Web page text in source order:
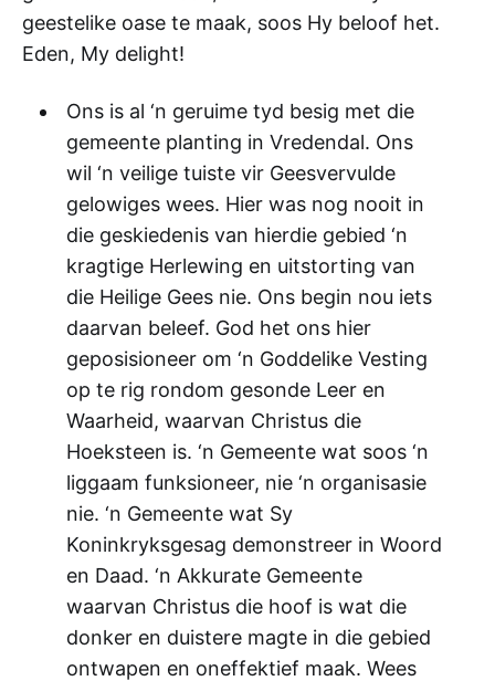
geestelike oase te maak, soos Hy beloof het.
Eden, My delight!
Ons is al ‘n geruime tyd besig met die
gemeente planting in Vredendal. Ons
wil ‘n veilige tuiste vir Geesvervulde
gelowiges wees. Hier was nog nooit in
die geskiedenis van hierdie gebied ‘n
kragtige Herlewing en uitstorting van
die Heilige Gees nie. Ons begin nou iets
daarvan beleef. God het ons hier
geposisioneer om ‘n Goddelike Vesting
op te rig rondom gesonde Leer en
Waarheid, waarvan Christus die
Hoeksteen is. ‘n Gemeente wat soos ‘n
liggaam funksioneer, nie ‘n organisasie
nie. ‘n Gemeente wat Sy
Koninkryksgesag demonstreer in Woord
en Daad. ‘n Akkurate Gemeente
waarvan Christus die hoof is wat die
donker en duistere magte in die gebied
ontwapen en oneffektief maak. Wees